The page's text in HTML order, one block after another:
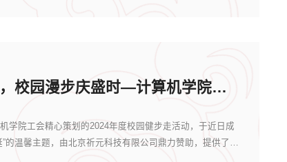
秋步寻迹贺华岁，校园漫步庆盛时—计算机学院举办“寻迹校园，共贺华诞”校园健步...
院工会精心策划的2024年度校园健步走活动，于近日成
温馨主题，由北京祈元科技有限公司鼎力赞助，提供了红